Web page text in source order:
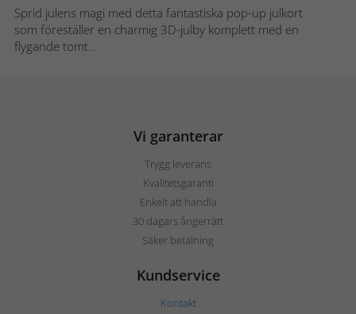
Sprid julens magi med detta fantastiska pop-up julkort
som föreställer en charmig 3D-julby komplett med en
flygande tomt...
Vi garanterar
Trygg leverans
Kvalitetsgaranti
Enkelt att handla
30 dagars ångerrätt
Säker betalning
Kundservice
Kontakt